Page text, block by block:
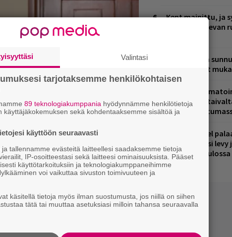
Kent mainittu, ja
nosteessa olevan
Tampereella
nämä artistit
Mainio
10-vuotista
Blind Channel
tauolta – uusi
Helsingissä tulossa
Valintasi
tarjotaksemme henkilökohtaisen
89 teknologiakumppania hyödynnämme henkilötietoja
käyttäjäkokemuksen sekä kohdentaaksemme sisältöä ja
käyttöön seuraavasti
tallennamme evästeitä laitteellesi saadaksemme tietoja
IP-osoitteestasi sekä laitteesi ominaisuuksista. Pääset
käyttötarkoituksiin ja teknologiakumppaneihimme
voi vaikuttaa sivuston toimivuuteen ja
käsitellä tietoja myös ilman suostumusta, jos niillä on siihen
tätä tai muuttaa asetuksiasi milloin tahansa seuraavalla